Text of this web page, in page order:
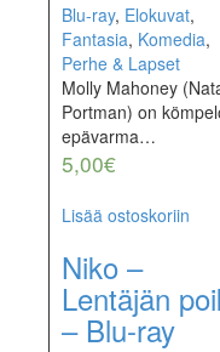
Blu-ray, Elokuvat,
Fantasia, Komedia,
Perhe & Lapset
Molly Mahoney
Portman) on
epävarma…
5,00€
Lisää ostoskoriin
Niko –
Lentäjän
– Blu-ray